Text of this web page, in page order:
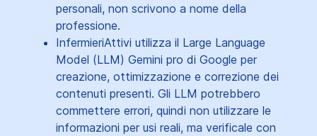
personali, non scrivono a nome della
professione.
InfermieriAttivi utilizza il Large Language
Model (LLM) Gemini pro di Google per
creazione, ottimizzazione e correzione dei
contenuti presenti. Gli LLM potrebbero
commettere errori, quindi non utilizzare le
informazioni per usi reali, ma verificale con